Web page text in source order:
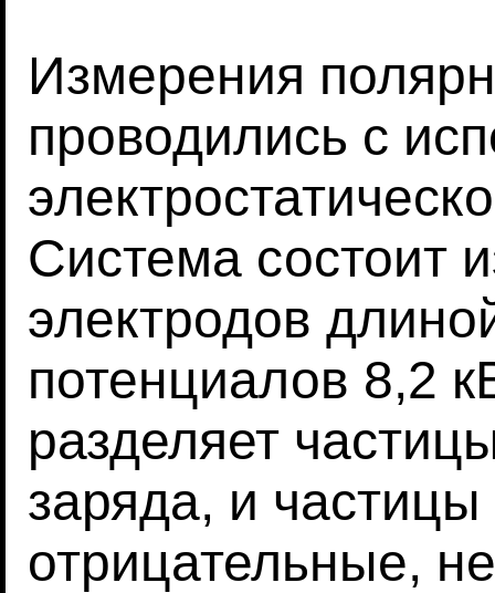
Измерения
проводились с
Система состоит
электродов
потенциалов 8,2
разделяет
заряда, и
отрицательные,